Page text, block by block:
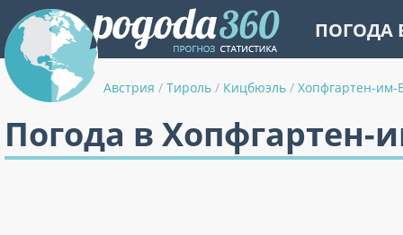
ПОГОДА
Австрия / Тироль / Кицбюэль / Хопфгартен-им-
Погода в Хопфгартен-